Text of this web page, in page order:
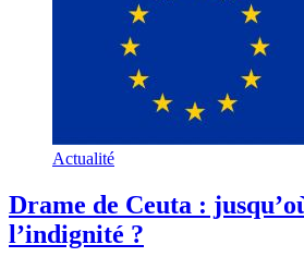
Actualité
Drame de Ceuta :
l’indignité ?